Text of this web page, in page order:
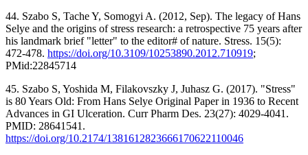
44. Szabo S, Tache Y, Somogyi A. (2012, Sep). The legacy of Hans
Selye and the origins of stress research: a retrospective 75 years after
his landmark brief "letter" to the editor# of nature. Stress. 15(5):
472-478. https://doi.org/10.3109/10253890.2012.710919;
PMid:22845714
45. Szabo S, Yoshida M, Filakovszky J, Juhasz G. (2017). "Stress"
is 80 Years Old: From Hans Selye Original Paper in 1936 to Recent
Advances in GI Ulceration. Curr Pharm Des. 23(27): 4029-4041.
PMID: 28641541.
https://doi.org/10.2174/1381612823666170622110046